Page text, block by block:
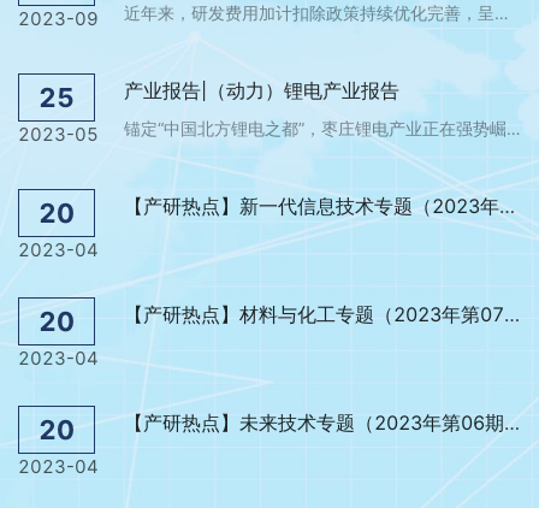
2023-09 近年来，研发费用加计扣除政策持续优化完善，呈现出年年加力、步步扩围、层层递进的特点，对支持企业投入研发、鼓励科技创新起到重要作用。为帮助纳税人全方位学习了解相关政策规定，我们制作了“研发费用加计扣除政策系列图解”。今天带你了解：研发费用的费用化或资本化处理方面的规定↓
25
2023-05
产业报告|（动力）锂电产业报告
锚定“中国北方锂电之都”，枣庄锂电产业正在强势崛起随着环境保护、节能减排政策的实施，以及碳达峰碳中和的大背景下，全球进入新一轮的能源变革，绿色发展成为新时代的主旋律。“碳中和”是我国在全球范围内彰显大国责任与风范，为全人类谋求福祉的国家级愿景目标。这也意味着，以石油为代表的碳基能源，正在加速退出历史
20
2023-04
【产研热点】新一代信息技术专题（2023年第08期）
20
2023-04
【产研热点】材料与化工专题（2023年第07期）
20
2023-04
【产研热点】未来技术专题（2023年第06期）